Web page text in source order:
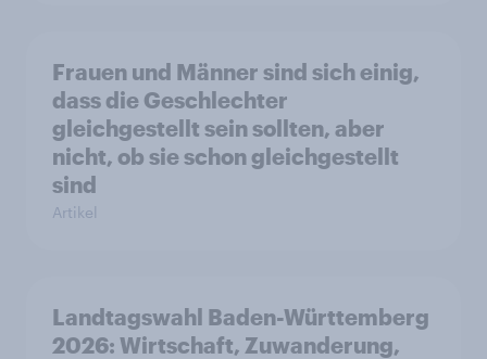
Frauen und Männer sind sich einig,
dass die Geschlechter
gleichgestellt sein sollten, aber
nicht, ob sie schon gleichgestellt
sind
Artikel
Landtagswahl Baden-Württemberg
2026: Wirtschaft, Zuwanderung,